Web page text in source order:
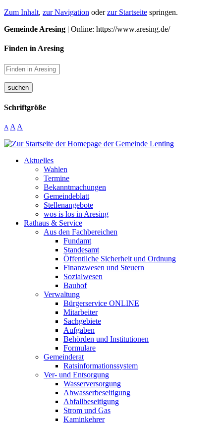
Zum Inhalt, zur Navigation oderzur Startseite springen.
Gemeinde Aresing | Online: https://www.aresing.de/
Finden in Aresing
suchen
Schriftgröße
A A A
Aktuelles
Wahlen
Termine
Bekanntmachungen
Gemeindeblatt
Stellenangebote
wos is los in Aresing
Rathaus & Service
Aus den Fachbereichen
Fundamt
Standesamt
Öffentliche Sicherheit und Ordnung
Finanzwesen und Steuern
Sozialwesen
Bauhof
Verwaltung
Bürgerservice ONLINE
Mitarbeiter
Sachgebiete
Aufgaben
Behörden und Institutionen
Formulare
Gemeinderat
Ratsinformationssystem
Ver- und Entsorgung
Wasserversorgung
Abwasserbeseitigung
Abfallbeseitigung
Strom und Gas
Kaminkehrer